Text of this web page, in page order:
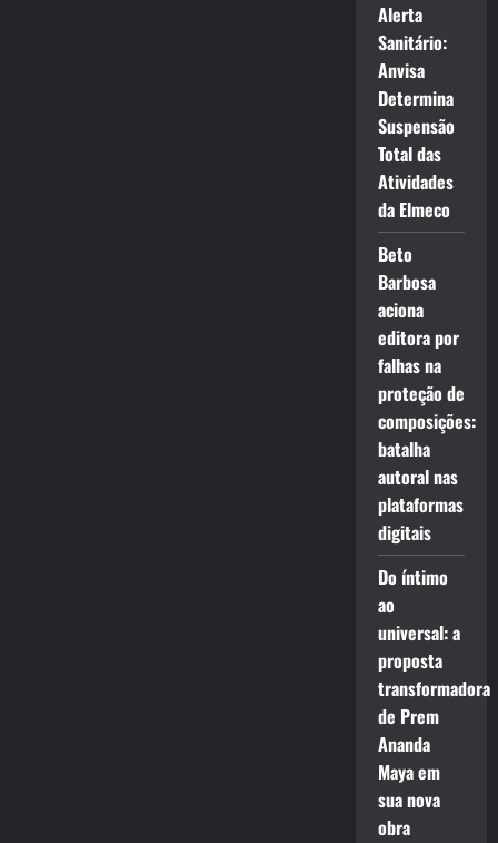
Alerta
Sanitário:
Anvisa
Determina
Suspensão
Total das
Atividades
da Elmeco
Beto
Barbosa
aciona
editora por
falhas na
proteção de
composições:
batalha
autoral nas
plataformas
digitais
Do íntimo
ao
universal: a
proposta
transformadora
de Prem
Ananda
Maya em
sua nova
obra